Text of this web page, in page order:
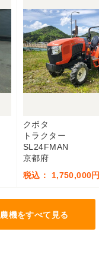
クボタ
トラクター
SL24FMAN
京都府
税込： 1,750,000円
機をすべて見る